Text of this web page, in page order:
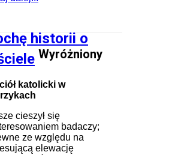
historii o
Wyróżniony
katolicki w
cieszył się
badaczy;
ze względu na
elewację